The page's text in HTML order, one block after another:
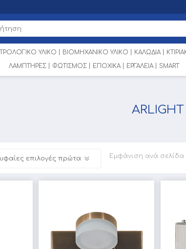
ΥΛΙΚΟ ΒΙΟΜΗΧΑΝΙΚΟ ΥΛΙΚΟ ΚΑΛΩΔΙΑ
ΛΑΜΠΤΗΡΕΣ
ΦΩΤΙΣΜΟΣ ΕΠΟΧΙΚΑ ΕΡΓΑΛΕΙΑ SMART
ARLIGHT
Εμφάνιση ανά σελίδα